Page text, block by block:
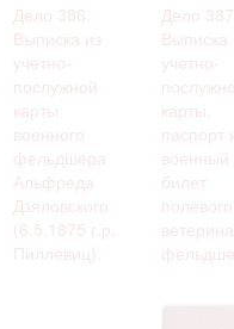
Дело 386.
Выписка из
учетно-
послужной
карты
военного
фельдшера
Альфреда
Дзяловского
(6.5.1875 г.р.
Пиллевиц).
Дело
Выписка
учетно-
карты,
паспорт
военный
билет
полевого